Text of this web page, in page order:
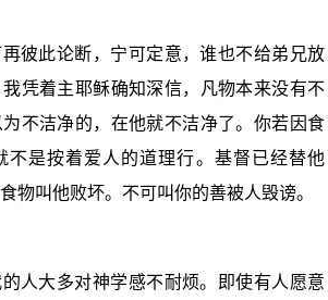
彼此论断，宁可定意，谁也不给弟兄放
凭着主耶稣确知深信，凡物本来没有不
不洁净的，在他就不洁净了。你若因食
不是按着爱人的道理行。基督已经替他
物叫他败坏。不可叫你的善被人毁谤。
人大多对神学感不耐烦。即使有人愿意